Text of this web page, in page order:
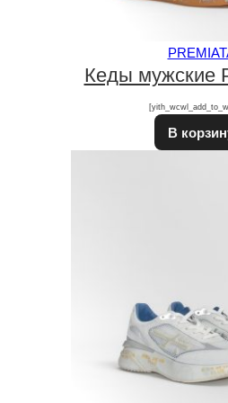
Кеды мужские
В